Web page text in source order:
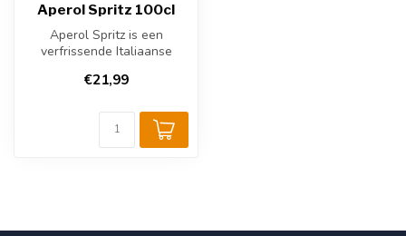
Aperol Spritz 100cl
Aperol Spritz is een
verfrissende Italiaanse
Aperol, prose...
€21,99